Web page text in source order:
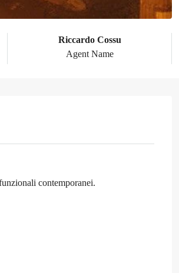
Riccardo Cossu
Agent Name
contemporanei.